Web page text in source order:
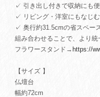
✓ 引き出し付きで収納にも便
✓ リビング・洋室にもなじ
✓ 奥行約31.5cmの省スペー
組み合わせることで、より統
フラワースタンド→ https://
【サイズ 】
仏壇台
幅約72cm